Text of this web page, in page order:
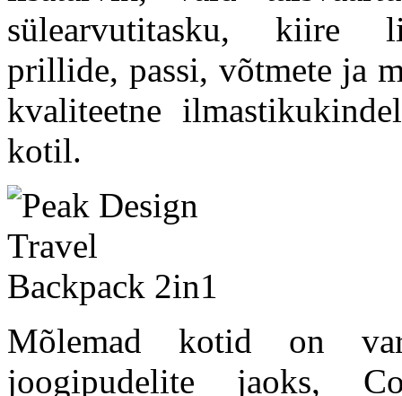
sülearvutitasku, kiire
prillide, passi, võtmete ja
kvaliteetne
kotil.
Mõlemad kotid on
joogipudelite jaoks,